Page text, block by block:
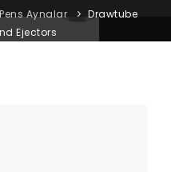
Pens Aynalar
Drawtube
Ejectors